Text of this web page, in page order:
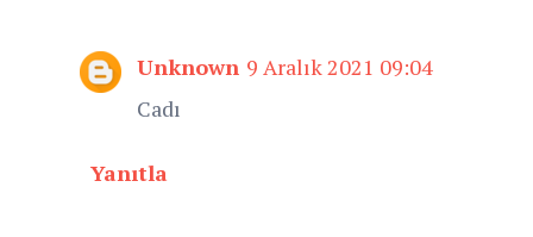
Unknown 9 Aralık 2021 09:04
Cadı
Yanıtla